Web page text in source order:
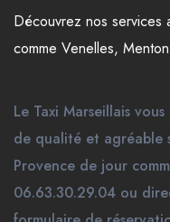
Découvrez nos services
comme Venelles, Menton
Le Taxi Marseillais
de qualité et agréable
Provence de jour
06.63.30.29.04 ou